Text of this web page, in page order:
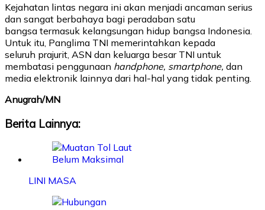
Kejahatan lintas negara ini akan menjadi ancaman serius
dan sangat berbahaya bagi peradaban satu
bangsa termasuk kelangsungan hidup bangsa Indonesia.
Untuk itu, Panglima TNI memerintahkan kepada
seluruh prajurit, ASN dan keluarga besar TNI untuk
membatasi penggunaan handphone, smartphone, dan
media elektronik lainnya dari hal-hal yang tidak penting.
Anugrah/MN
Berita Lainnya:
LINI MASA